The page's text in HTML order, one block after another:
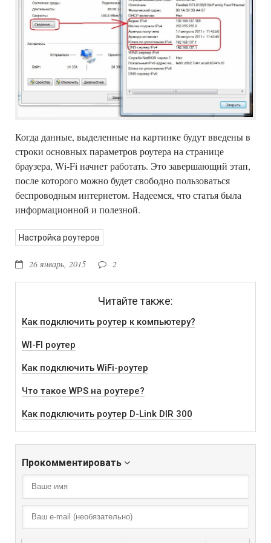
Когда данные, выделенные на картинке будут введены в
строки основных параметров роутера на странице
браузера, Wi-Fi начнет работать. Это завершающий этап,
после которого можно будет свободно пользоваться
беспроводным интернетом. Надеемся, что статья была
информационной и полезной.
Настройка роутеров
26 январь, 2015 2
Читайте также:
Как подключить роутер к компьютеру?
WI-FI роутер
Как подключить WiFi-роутер
Что такое WPS на роутере?
Как подключить роутер D-Link DIR 300
Прокомментировать